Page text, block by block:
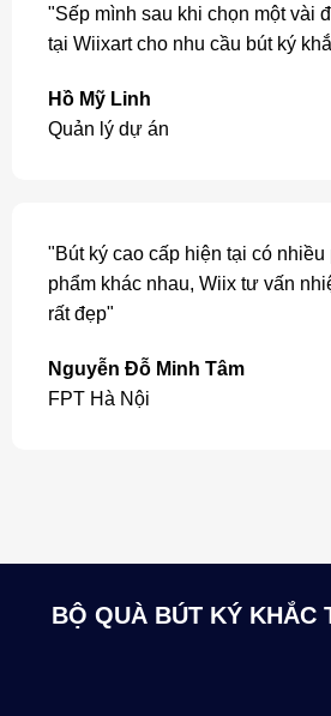
"Sếp mình sau khi chọn một vài
tại Wiixart cho nhu cầu bút ký
Hồ Mỹ Linh
Quản lý dự án
"Bút ký cao cấp hiện tại có nhiều
phẩm khác nhau, Wiix tư vấn
rất đẹp"
Nguyễn Đỗ Minh Tâm
FPT Hà Nội
BỘ QUÀ BÚT KÝ KHẮC